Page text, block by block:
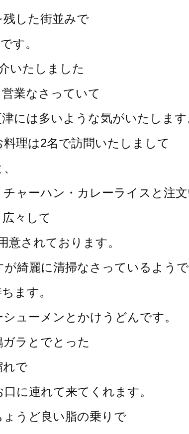
した街並みで
す。
いたしました
業なさっていて
には多いような気がいたしま
理は2名で訪問いたしまして
ャーハン・カレーライスと注
々して
意されております。
綺麗に清掃なさっているようで
ます。
ューメンとかけうどんです。
ラとでとった
れで
に連れて来てくれます。
うど良い脂の乗りで